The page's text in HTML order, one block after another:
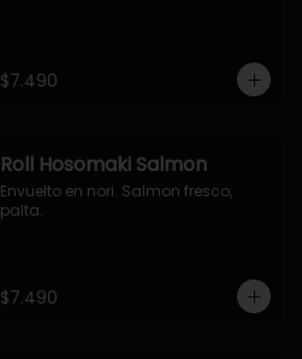
$7.490
Roll Hosomaki Salmon
Envuelto en nori. Salmon fresco,
palta.
$7.490